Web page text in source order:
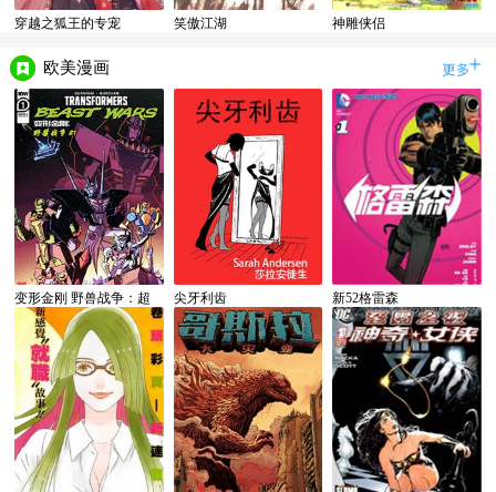
穿越之狐王的专宠 笑傲江湖 神雕侠侣
欧美漫画
变形金刚 野兽战争：超
能勇士
尖牙利齿 新52格雷森